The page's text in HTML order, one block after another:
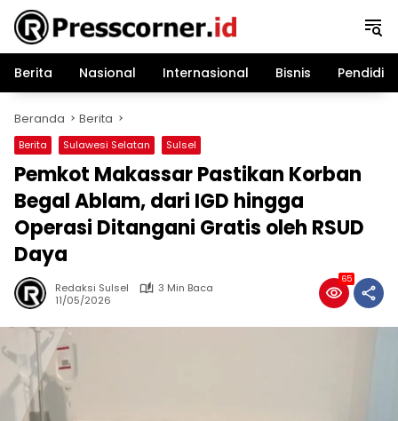
Langsung
konten
Berita
Nasional Internasional Bisnis
Beranda Berita
Berita Sulawesi Selatan Sulsel
Pemkot Makassar Pastikan Korban
Begal Ablam, dari IGD hingga
Operasi Ditangani Gratis oleh RSUD
Daya
Redaksi Sulsel
3 Min Baca
11/05/2026
65